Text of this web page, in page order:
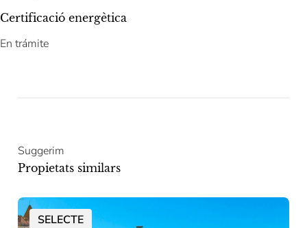
Certificació energètica
En trámite
Suggerim
Propietats similars
SELECTE